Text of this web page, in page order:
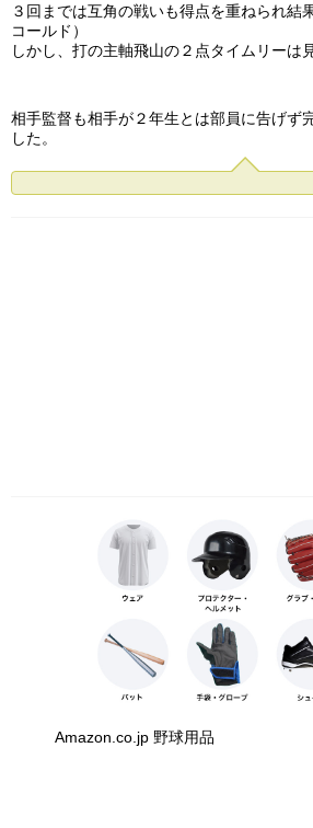
３回までは互角の戦いも得点を重ねられ結
コールド）
しかし、打の主軸飛山の２点タイムリーは
相手監督も相手が２年生とは部員に告げず
した。
Amazon.co.jp 野球用品